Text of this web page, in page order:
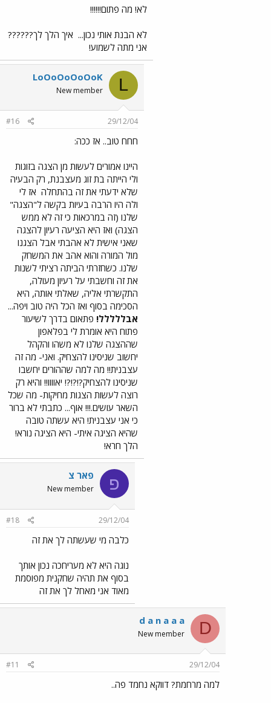
לא! מה פתום!!!!!!
לא הבנת אותי נכון... איך הלך לך??????
אני מתה לשמוע!
L
LoOoOoOoOoK
New member
29/12/04
#16
חחח טוב.. אז ככה:
היינו אמורים לעשות מן הצגה בזוגות
ולי הייתה בת זוג מעצבנת, רק הבעיה
שלא ידעתי את זה בהתחלה אז לי
ולה היו הרבה בעיות בקשה ל"הצגה"
שלנו (זה במרכאות כי זה לא ממש
הצגה) ואז היא הציעה רעיון להצגה
שאני אישית לא אהבתי אבל הצגנו
מול המורה והוא אהב את המשחק
שלנו. כשחזרתי הביתה רציתי לשנות
את זה וחשבתי על רעיון מעולה,
התקשרתי אליה, שאלתי אותה, היא
הסכימה בסוף ואז הכל היה טוב ויפה...
אבללללל! פתאום בדרך לשיעור
פתוח היא אומרת לי בפלאפון
שההצגה שלנו לא משהו והקהל
יחשוב שניסינו להצחיק. ואני- מה זה
עצבנית!! מה למה שההורים יחשבו
שניסינו להצחיק?!?!?! יאוווו!! והיא רק
רוצה לעשות הצגות מחיקות- מה שכל
השאר עושים.!!! אוף... כתבתי לא ברור
כי אני עצבנית! היא עשתה טובה
שהיא הציגה איתי- היא הציגה נורא!
הלך חרא!
פ פאר צ
New member
29/12/04
#18
כלבה מי שעשתה לך את זה
נוגה היא לא מעריחכה נכון אותך
בסוף את תהיה שחקנית מפוסמת
מאוד אני מאחל לך את זה
D
d a n a a a
New member
29/12/04
#11
למה מרחמת? דווקא נחמד פה..